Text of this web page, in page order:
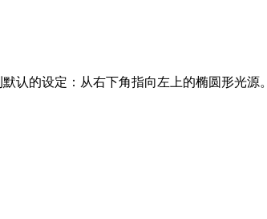
认的设定：从右下角指向左上的椭圆形光源。